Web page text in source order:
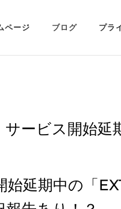
ページ ブログ プラ
サービス開始延
始延期中の「